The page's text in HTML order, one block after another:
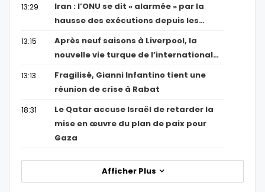
13:29
Iran : l’ONU se dit « alarmée » par la
hausse des exécutions depuis les…
13:15
Après neuf saisons à Liverpool, la
nouvelle vie turque de l’international…
13:13
Fragilisé, Gianni Infantino tient une
réunion de crise à Rabat
18:31
Le Qatar accuse Israël de retarder la
mise en œuvre du plan de paix pour
Gaza
Afficher Plus